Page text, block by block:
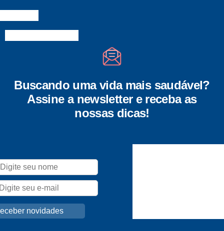
Buscando uma vida mais saudável?
Assine a newsletter e receba as
nossas dicas!